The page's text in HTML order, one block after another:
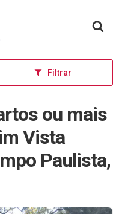
inicial
Filtrar
ou mais
Vista
Paulista,